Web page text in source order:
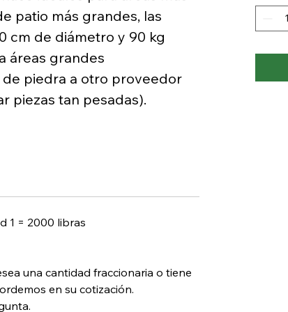
patio más grandes, las
cm de diámetro y 90 kg
áreas grandes
piedra a otro proveedor
piezas tan pesadas).
1 = 2000 libras
una cantidad fraccionaria o tiene
en su cotización.